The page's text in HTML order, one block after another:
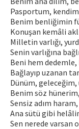
Pasportum,
Benim benliğimin
Konuşan kemâli
Milletin varlığı,
Senin varlığına
Beni hem
Bağlayıp uzanan
Dünüm,
Benim söz hünerim,
Sensiz adım
Ana sütü gibi
Sen nerede varsan